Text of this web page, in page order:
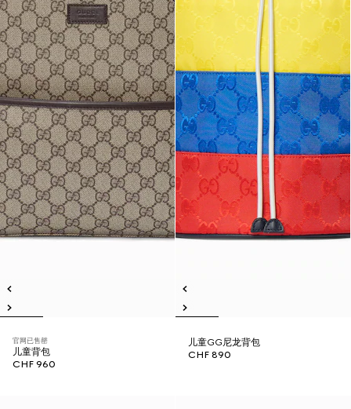
官网已售罄
儿童背包
CHF 960
儿童GG尼龙背包
CHF 890